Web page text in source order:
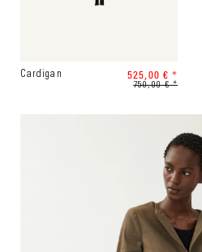
Cardigan 525,00 € *
750,00 € *